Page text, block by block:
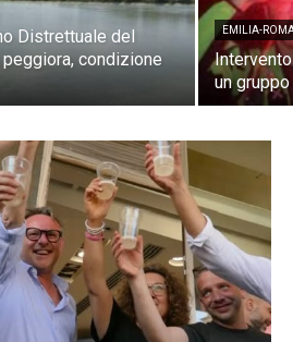
Distrettuale del
condizione
EMILIA-
un